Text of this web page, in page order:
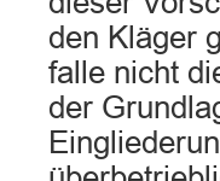
den Kläger
falle nicht
der